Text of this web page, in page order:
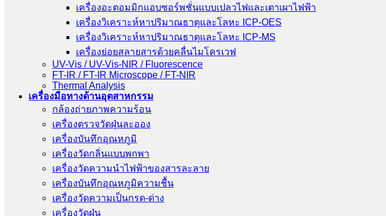
เครื่องอะตอมมิกแอบซอร์พชั่นแบบเปลวไฟและเตาเผาไฟฟ้า
เครื่องวิเคราะห์หาปริมาณธาตุและโลหะ ICP-OES
เครื่องวิเคราะห์หาปริมาณธาตุและโลหะ ICP-MS
เครื่องย่อยสลายสารด้วยคลื่นไมโครเวฟ
UV-Vis / UV-Vis-NIR / Fluorescence
FT-IR / FT-IR Microscope / FT-NIR
Thermal Analysis
เครื่องมือทางด้านอุตสาหกรรม
กล้องถ่ายภาพความร้อน
เครื่องตรวจวัดฝุ่นละออง
เครื่องบันทึกอุณหภูมิ
เครื่องวัดกลิ่นแบบพกพา
เครื่องวัดความนําไฟฟ้าของสารละลาย
เครื่องบันทึกอุณหภูมิความชื้น
เครื่องวัดความเป็นกรด-ด่าง
เครื่องวัดฝุ่น